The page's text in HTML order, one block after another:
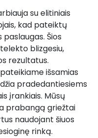
su elitiniais
kad pateiktų
Šios
blizgesiu,
rezultatus.
išsamias
pradedantiesiems
įrankiais. Mūsų
prabangą griežtai
naudojant šiuos
rinką.